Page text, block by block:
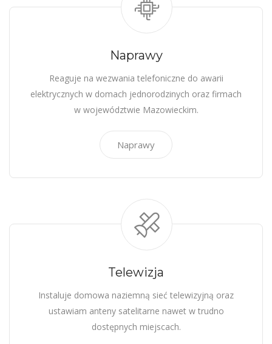
Naprawy
Reaguje na wezwania telefoniczne do awarii
elektrycznych w domach jednorodzinych oraz firmach
w województwie Mazowieckim.
Naprawy
Telewizja
Instaluje domowa naziemną sieć telewizyjną oraz
ustawiam anteny satelitarne nawet w trudno
dostępnych miejscach.